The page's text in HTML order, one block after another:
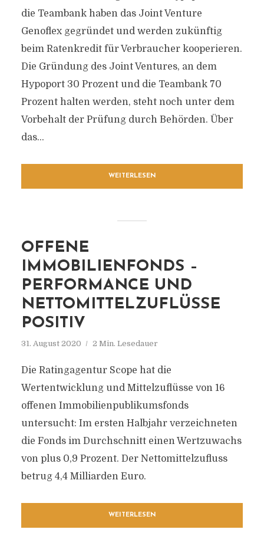
die Teambank haben das Joint Venture
Genoflex gegründet und werden zukünftig
beim Ratenkredit für Verbraucher kooperieren.
Die Gründung des Joint Ventures, an dem
Hypoport 30 Prozent und die Teambank 70
Prozent halten werden, steht noch unter dem
Vorbehalt der Prüfung durch Behörden. Über
das...
WEITERLESEN
OFFENE
IMMOBILIENFONDS –
PERFORMANCE UND
NETTOMITTELZUFLÜSSE
POSITIV
31. August 2020 2 Min. Lesedauer
Die Ratingagentur Scope hat die
Wertentwicklung und Mittelzuflüsse von 16
offenen Immobilienpublikumsfonds
untersucht: Im ersten Halbjahr verzeichneten
die Fonds im Durchschnitt einen Wertzuwachs
von plus 0,9 Prozent. Der Nettomittelzufluss
betrug 4,4 Milliarden Euro.
WEITERLESEN